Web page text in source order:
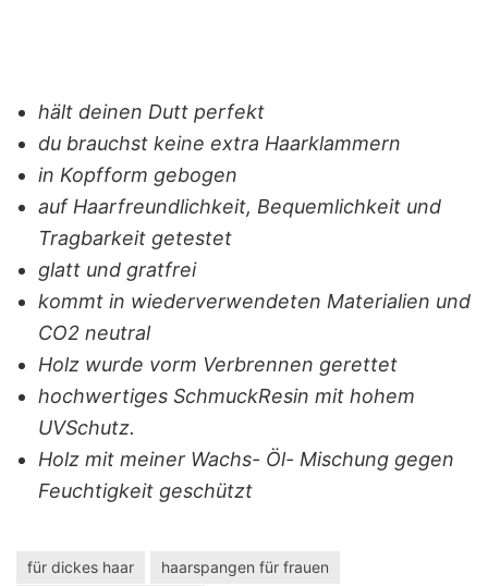
hält deinen Dutt perfekt
du brauchst keine extra Haarklammern
in Kopfform gebogen
auf Haarfreundlichkeit, Bequemlichkeit und
Tragbarkeit getestet
glatt und gratfrei
kommt in wiederverwendeten Materialien und
CO2 neutral
Holz wurde vorm Verbrennen gerettet
hochwertiges SchmuckResin mit hohem
UVSchutz.
Holz mit meiner Wachs- Öl- Mischung gegen
Feuchtigkeit geschützt
für dickes haar
haarspangen für frauen